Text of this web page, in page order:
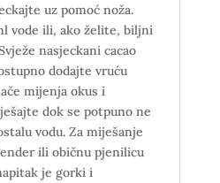
uz pomoć noža.
vode ili, ako želite, biljni
nasjeckani cacao
dodajte vruću
mijenja okus i
dok se potpuno ne
vodu. Za miješanje
ili običnu pjenilicu
je gorki i